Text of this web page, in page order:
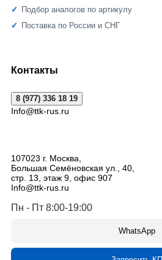
Подбор аналогов по артикулу
Поставка по России и СНГ
Контакты
8 (977) 336 18 19
Info@ttk-rus.ru
107023 г. Москва,
Большая Семёновская ул., 40,
стр. 13, этаж 9, офис 907
Info@ttk-rus.ru
Пн - Пт 8:00-19:00
WhatsApp